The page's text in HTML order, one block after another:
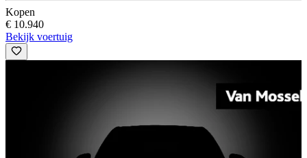
Kopen
€ 10.940
Bekijk voertuig